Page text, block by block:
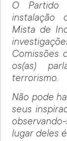
O Partido
instalação
Mista de
Comissões
os(as)
terrorismo.
Não pode
seus
lugar deles